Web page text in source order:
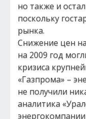
но также и
поскольку
рынка.
Снижение цен
на 2009 год
кризиса
«Газпрома» –
не получили
аналитика